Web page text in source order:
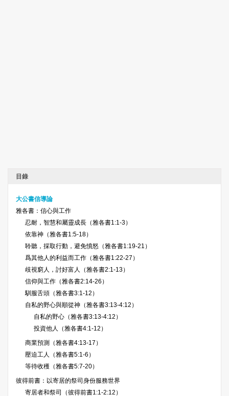
目錄
大公書信導論
雅各書：信心與工作
忍耐，智慧和屬靈成長（雅各書1:1-3）
依靠神（雅各書1:5-18）
聆聽，採取行動，避免憤怒（雅各書1:19-21）
爲其他人的利益而工作（雅各書1:22-27）
歧視窮人，討好富人（雅各書2:1-13）
信仰與工作（雅各書2:14-26）
馴服舌頭（雅各書3:1-12）
自私的野心與順從神（雅各書3:13-4:12）
自私的野心（雅各書3:13-4:12）
投資他人（雅各書4:1-12）
商業預測（雅各書4:13-17）
壓迫工人（雅各書5:1-6）
等待收穫（雅各書5:7-20）
彼得前書：以寄居的祭司身份服務世界
寄居者和祭司（彼得前書1:1-2:12）